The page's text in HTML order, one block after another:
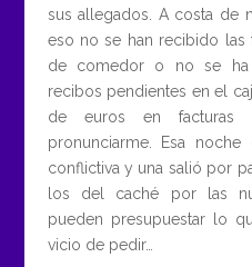
sus allegados. A costa de
eso no se han recibido las
de comedor o no se ha
recibos pendientes en el
de euros en facturas
pronunciarme. Esa
conflictiva y una salió por
los del caché por las
pueden presupuestar lo
vicio de pedir…